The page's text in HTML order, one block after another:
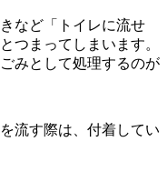
など「トイレに流せ
つまってしまいます。
みとして処理するのが
流す際は、付着してい